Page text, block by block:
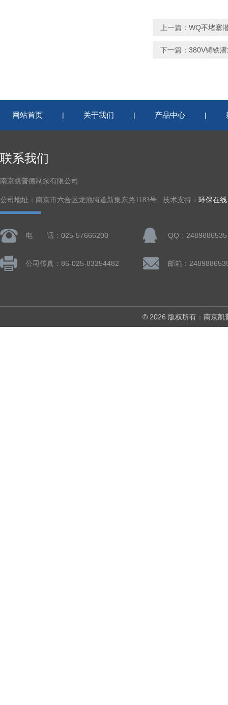
上一篇： WQ不堵塞
下一篇： 380V铸铁
网站首页 | 关于我们 | 产品中心 |
联系我们
南京凯普德制泵有限公司
公司地址：南京市六合区龙池街道新集东路1183号 技术支持： 环保在线
电 话：025-57666200 QQ：2489886535
公司传真：86-025-83254482 邮箱：
© 2026 版权所有：南京